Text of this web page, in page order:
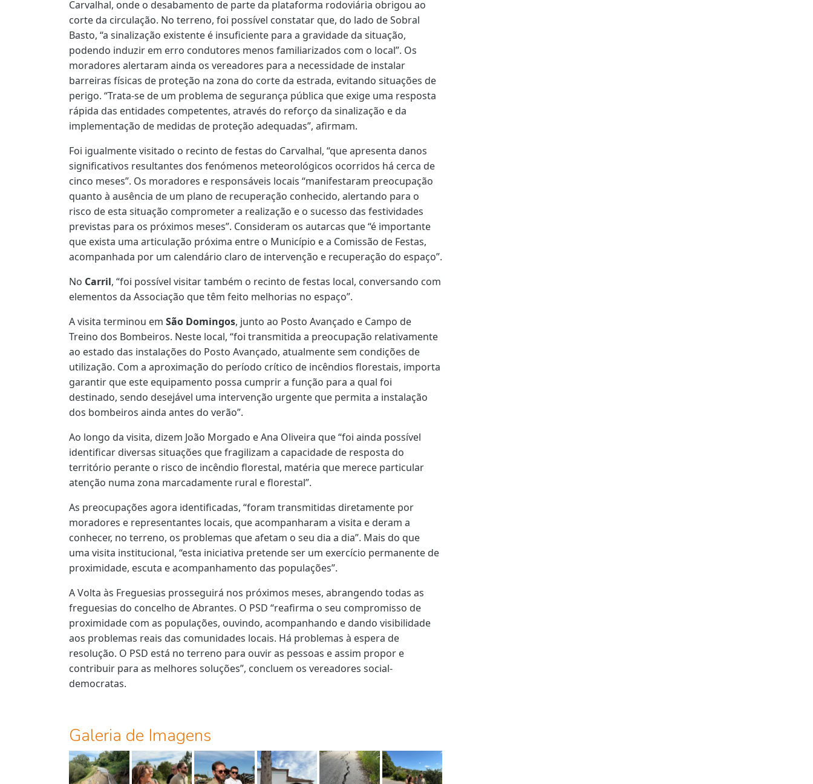
Carvalhal, onde o desabamento de parte da plataforma rodoviária obrigou ao
corte da circulação. No terreno, foi possível constatar que, do lado de Sobral
Basto, “a sinalização existente é insuficiente para a gravidade da situação,
podendo induzir em erro condutores menos familiarizados com o local”. Os
moradores alertaram ainda os vereadores para a necessidade de instalar
barreiras físicas de proteção na zona do corte da estrada, evitando situações de
perigo. “Trata-se de um problema de segurança pública que exige uma resposta
rápida das entidades competentes, através do reforço da sinalização e da
implementação de medidas de proteção adequadas”, afirmam.
Foi igualmente visitado o recinto de festas do Carvalhal, “que apresenta danos
significativos resultantes dos fenómenos meteorológicos ocorridos há cerca de
cinco meses”. Os moradores e responsáveis locais “manifestaram preocupação
quanto à ausência de um plano de recuperação conhecido, alertando para o
risco de esta situação comprometer a realização e o sucesso das festividades
previstas para os próximos meses”. Consideram os autarcas que “é importante
que exista uma articulação próxima entre o Município e a Comissão de Festas,
acompanhada por um calendário claro de intervenção e recuperação do espaço”.
No Carril, “foi possível visitar também o recinto de festas local, conversando com
elementos da Associação que têm feito melhorias no espaço”.
A visita terminou em São Domingos, junto ao Posto Avançado e Campo de
Treino dos Bombeiros. Neste local, “foi transmitida a preocupação relativamente
ao estado das instalações do Posto Avançado, atualmente sem condições de
utilização. Com a aproximação do período crítico de incêndios florestais, importa
garantir que este equipamento possa cumprir a função para a qual foi
destinado, sendo desejável uma intervenção urgente que permita a instalação
dos bombeiros ainda antes do verão”.
Ao longo da visita, dizem João Morgado e Ana Oliveira que “foi ainda possível
identificar diversas situações que fragilizam a capacidade de resposta do
território perante o risco de incêndio florestal, matéria que merece particular
atenção numa zona marcadamente rural e florestal”.
As preocupações agora identificadas, “foram transmitidas diretamente por
moradores e representantes locais, que acompanharam a visita e deram a
conhecer, no terreno, os problemas que afetam o seu dia a dia”. Mais do que
uma visita institucional, “esta iniciativa pretende ser um exercício permanente de
proximidade, escuta e acompanhamento das populações”.
A Volta às Freguesias prosseguirá nos próximos meses, abrangendo todas as
freguesias do concelho de Abrantes. O PSD “reafirma o seu compromisso de
proximidade com as populações, ouvindo, acompanhando e dando visibilidade
aos problemas reais das comunidades locais. Há problemas à espera de
resolução. O PSD está no terreno para ouvir as pessoas e assim propor e
contribuir para as melhores soluções”, concluem os vereadores social-
democratas.
Galeria de Imagens